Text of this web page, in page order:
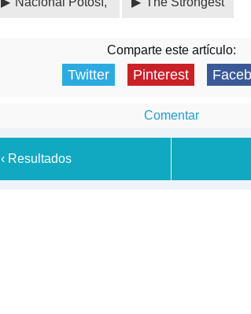
Comparte este artículo:
Twitter Pinterest
Comentar
‹ Resultados